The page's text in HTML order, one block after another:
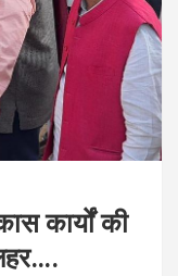
कार्यों की